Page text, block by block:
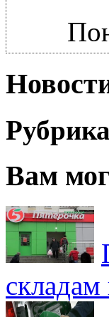
Вам
складам